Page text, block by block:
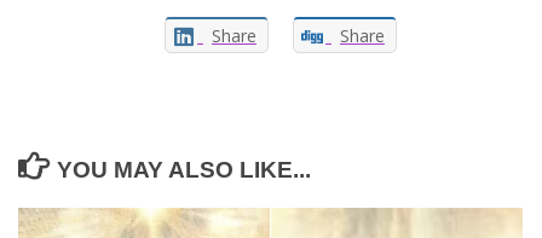
Share Share
YOU MAY ALSO LIKE...